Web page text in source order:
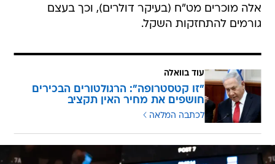
אלה מוכרים מט"ח (בעיקר דולרים), וכך בעצם
גורמים להתחזקות השקל.
עוד בוואלה
"זו קטסטרופה": הרגולטורים הבכירים
חושפים את מחיר האין תקציב
לכתבה המלאה